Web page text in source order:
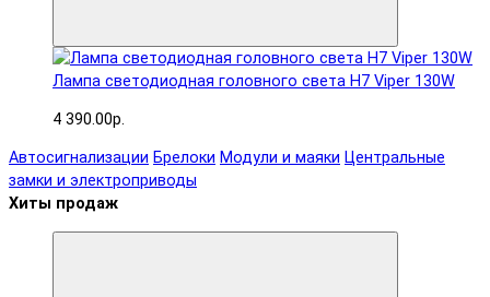
Лампа светодиодная головного света H7 Viper 130W
4 390.00р.
Автосигнализации Брелоки Модули и маяки Центральные
замки и электроприводы
Хиты продаж